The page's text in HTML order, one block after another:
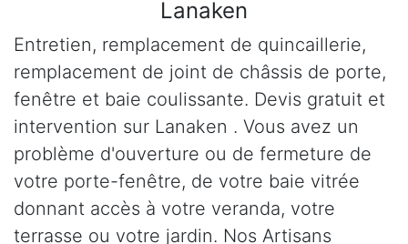
Lanaken
Entretien, remplacement de quincaillerie,
remplacement de joint de châssis de porte,
fenêtre et baie coulissante. Devis gratuit et
intervention sur Lanaken . Vous avez un
problème d'ouverture ou de fermeture de
votre porte-fenêtre, de votre baie vitrée
donnant accès à votre veranda, votre
terrasse ou votre jardin. Nos Artisans